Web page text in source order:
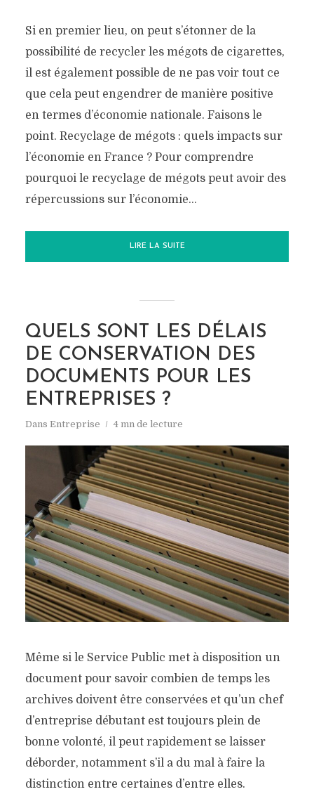
Si en premier lieu, on peut s’étonner de la
possibilité de recycler les mégots de cigarettes,
il est également possible de ne pas voir tout ce
que cela peut engendrer de manière positive
en termes d’économie nationale. Faisons le
point. Recyclage de mégots : quels impacts sur
l’économie en France ? Pour comprendre
pourquoi le recyclage de mégots peut avoir des
répercussions sur l’économie...
LIRE LA SUITE
QUELS SONT LES DÉLAIS
DE CONSERVATION DES
DOCUMENTS POUR LES
ENTREPRISES ?
Dans Entreprise 4 mn de lecture
Même si le Service Public met à disposition un
document pour savoir combien de temps les
archives doivent être conservées et qu’un chef
d’entreprise débutant est toujours plein de
bonne volonté, il peut rapidement se laisser
déborder, notamment s’il a du mal à faire la
distinction entre certaines d’entre elles.